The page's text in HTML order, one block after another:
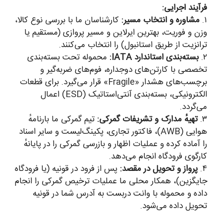
فرآیند اجرایی:
۱. مشاوره و انتخاب مسیر: کارشناسان ما با بررسی نوع کالا،
وزن و فوریت، بهترین ایرلاین و مسیر پروازی (مستقیم یا
ترانزیت از طریق استانبول) را انتخاب می‌کنند.
۲. بسته‌بندی استاندارد IATA:
محموله تحت بسته‌بندی
تخصصی با کارتن‌های دوجداره، فوم‌های ضربه‌گیر و
برچسب‌های هشدار «Fragile» قرار می‌گیرد. برای قطعات
الکترونیکی، بسته‌بندی آنتی‌استاتیک (ESD) اعمال
می‌گردد.
۳. تهیهٔ مدارک و تشریفات گمرکی: تیم گمرکی ما بارنامهٔ
هوایی (AWB)، فاکتور تجاری، پکینگ‌لیست و سایر اسناد
را آماده کرده و عملیات اظهار و بازرسی گمرکی را در پایانهٔ
کارگوی فرودگاه انجام می‌دهد.
۴. پرواز و تحویل در مقصد: پس از فرود در قونیه (یا فرودگاه
جایگزین)، همکار محلی ما عملیات ترخیص گمرکی را انجام
داده و محموله با وانت دربست به آدرس شما در قونیه
تحویل داده می‌شود.